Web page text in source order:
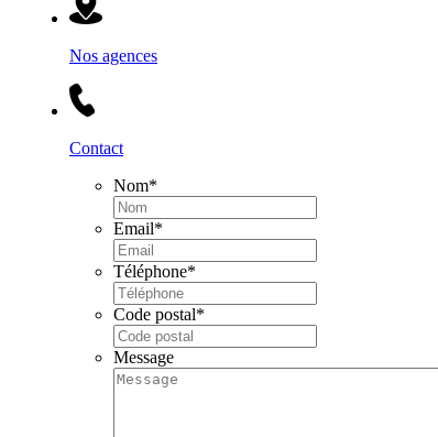
Nos agences
Contact
Nom*
Email*
Téléphone*
Code postal*
Message